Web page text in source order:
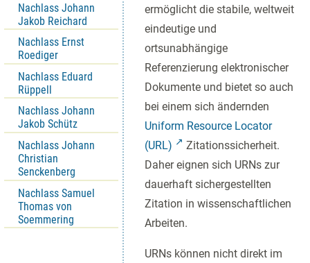
Nachlass Johann
Jakob Reichard
Nachlass Ernst
Roediger
Nachlass Eduard
Rüppell
Nachlass Johann
Jakob Schütz
Nachlass Johann
Christian
Senckenberg
Nachlass Samuel
Thomas von
Soemmering
ermöglicht die stabile, weltweit
eindeutige und
ortsunabhängige
Referenzierung elektronischer
Dokumente und bietet so auch
bei einem sich ändernden
Uniform Resource Locator
(URL)
Zitationssicherheit.
Daher eignen sich URNs zur
dauerhaft sichergestellten
Zitation in wissenschaftlichen
Arbeiten.
URNs können nicht direkt im